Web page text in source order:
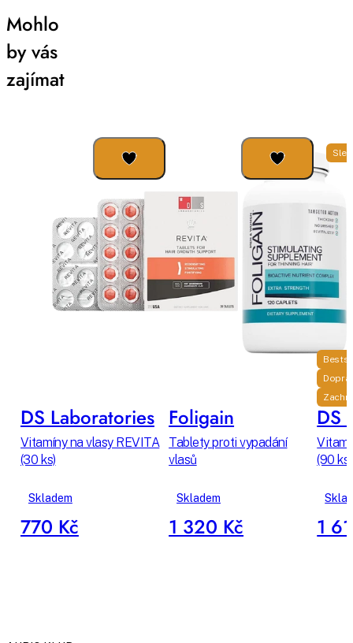
Mohlo
by vás
zajímat
DS Laboratories
Vitamíny na vlasy REVITA
(30 ks)
Skladem
770 Kč
Foligain
Tablety proti vypadání
vlasů
Skladem
1 320 Kč
DS
(90 ks)
1